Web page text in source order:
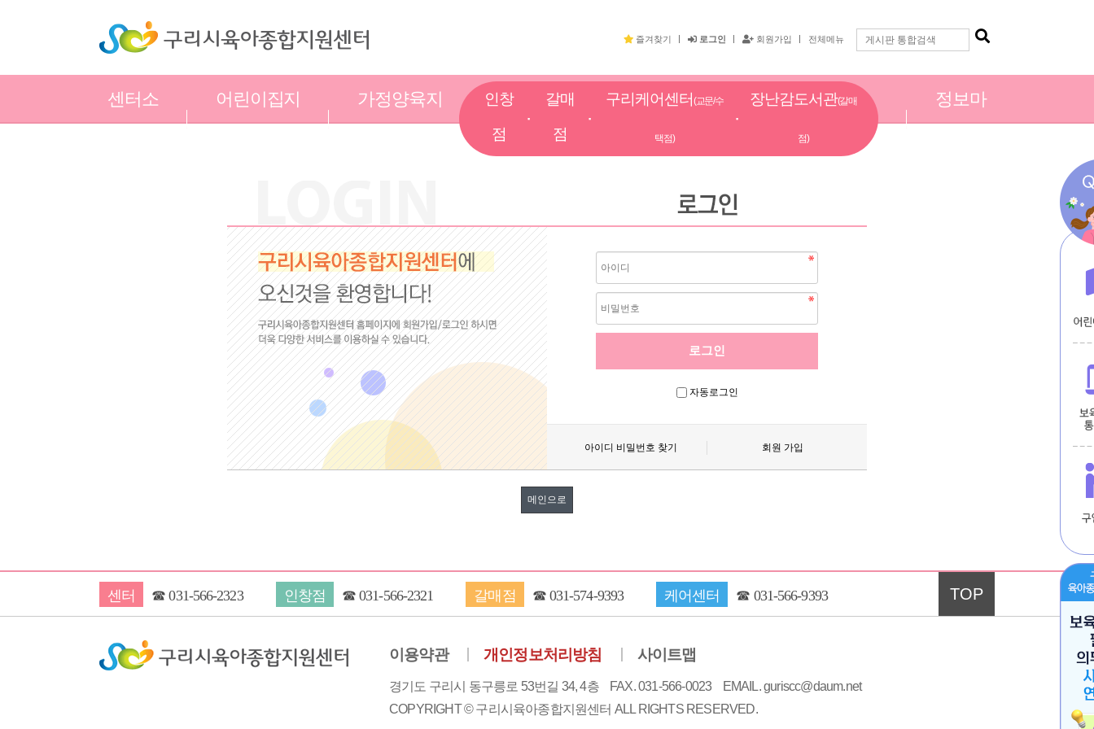
즐겨찾기 로그인 회원가입 전체메뉴
센터소
어린이집지
가정양육지
인창
점
갈매
점
구리케어센터 (교문/수
택점)
장난감도서관(갈매
점)
정보마
자동로그인
아이디 비밀번호 찾기 회원 가입
메인으로
센터 ☎031-566-2323 인창점 ☎031-566-2321 갈매점 ☎ 031-574-9393 케어센터 ☎ 031-566-9393 TOP
이용약관 개인정보처리방침 사이트맵
경기도 구리시 동구릉로 53번길 34, 4층 FAX. 031-566-0023
EMAIL. guriscc@daum.net
COPYRIGHT © 구리시육아종합지원센터 ALL RIGHTS RESERVED.